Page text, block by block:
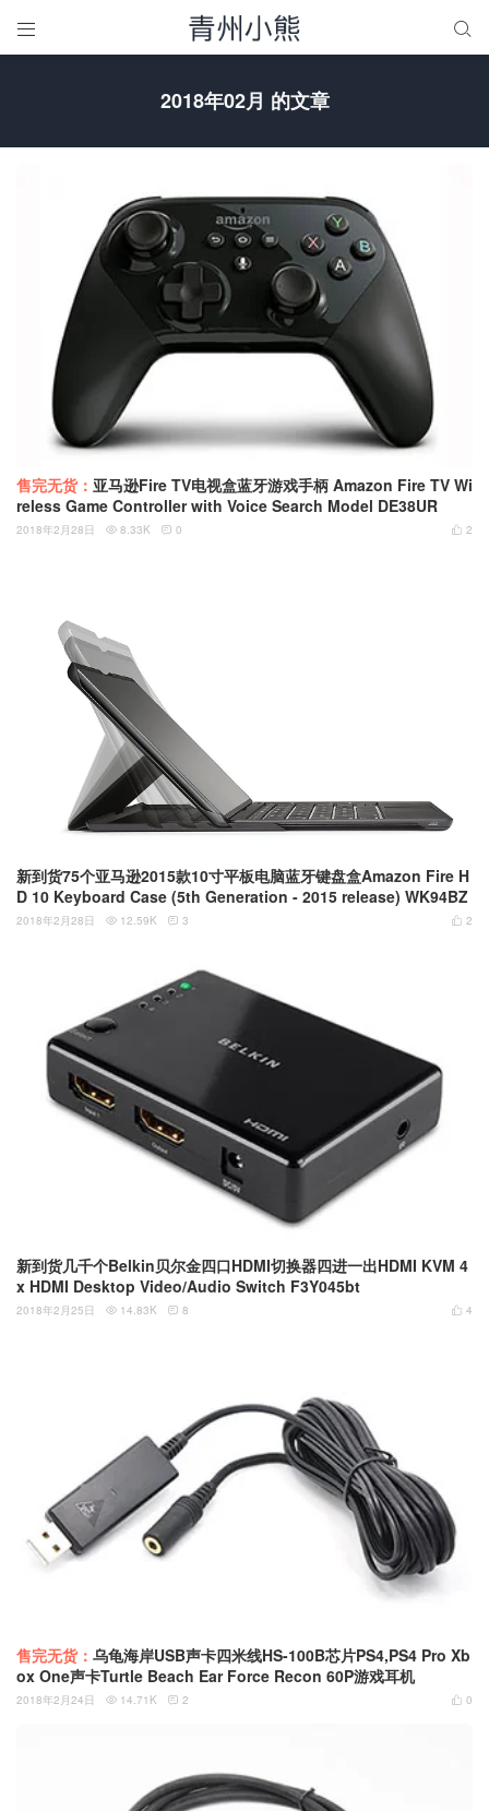
 
2018年02月 的文章
售完无货： 亚马逊Fire TV电视盒蓝牙游戏手柄 Amazon Fire TV Wi
reless Game Controller with Voice Search Model DE38UR
 2
2018年2月28日  8.33K  0
新到货75个亚马逊2015款10寸平板电脑蓝牙键盘盒Amazon Fire H
D 10 Keyboard Case (5th Generation - 2015 release) WK94BZ
 2
2018年2月28日  12.59K  3
新到货几千个Belkin贝尔金四口HDMI切换器四进一出HDMI KVM 4
x HDMI Desktop Video/Audio Switch F3Y045bt
 4
2018年2月25日  14.83K  8
售完无货： 乌龟海岸USB声卡四米线HS-100B芯片PS4,PS4 Pro Xb
ox One声卡Turtle Beach Ear Force Recon 60P游戏耳机
 0
2018年2月24日  14.71K  2